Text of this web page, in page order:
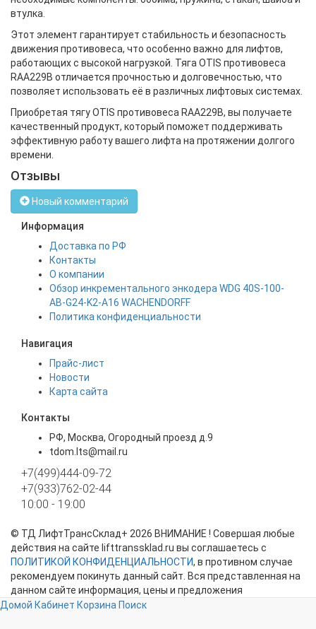
втулка.
Этот элемент гарантирует стабильность и безопасность
движения противовеса, что особенно важно для лифтов,
работающих с высокой нагрузкой. Тяга OTIS противовеса
RAA229B отличается прочностью и долговечностью, что
позволяет использовать её в различных лифтовых системах.
Приобретая тягу OTIS противовеса RAA229B, вы получаете
качественный продукт, который поможет поддерживать
эффективную работу вашего лифта на протяжении долгого
времени.
Отзывы
Новый комментарий
Информация
Доставка по РФ
Контакты
О компании
Обзор инкрементального энкодера WDG 40S-100-
AB-G24-K2-A16 WACHENDORFF
Политика конфиденциальности
Навигация
Прайс-лист
Новости
Карта сайта
Контакты
РФ, Москва, Огородный проезд д.9
tdom.lts@mail.ru
+7(499)444-09-72
+7(933)762-02-44
10:00 - 19:00
© ТД ЛифтТрансСклад+ 2026 ВНИМАНИЕ ! Совершая любые
действия на сайте lifttranssklad.ru вы соглашаетесь с
ПОЛИТИКОЙ КОНФИДЕНЦИАЛЬНОСТИ, в противном случае
рекомендуем покинуть данный сайт. Вся представленная на
данном сайте информация, цены и предложения
представлены в ознакомительных целях и ни при каких
Домой Кабинет Корзина Поиск